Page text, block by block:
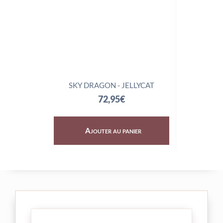
SKY DRAGON - JELLYCAT
72,95€
Ajouter au panier